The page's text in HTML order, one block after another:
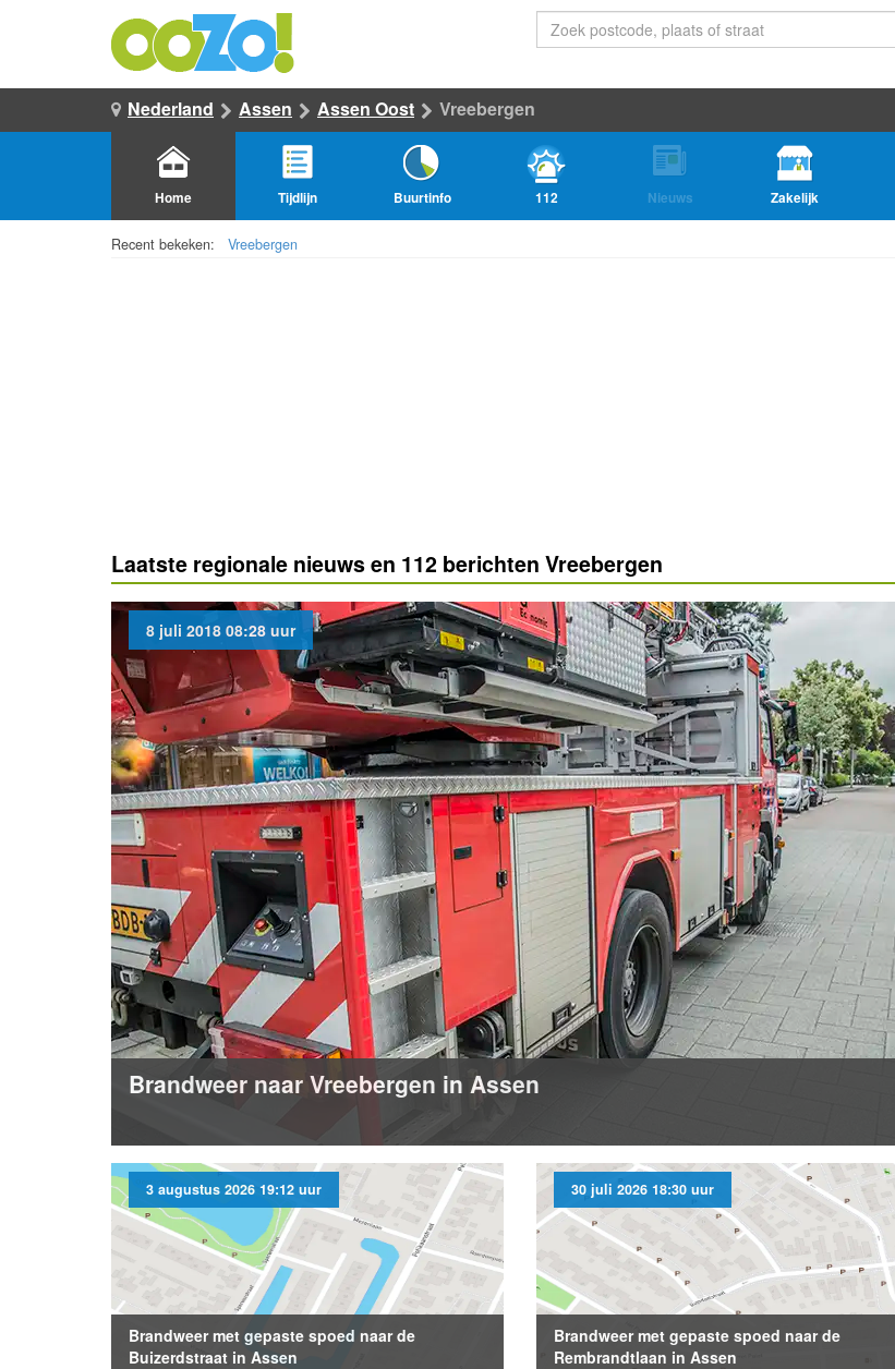
Nederland Assen Assen Oost Vreebergen
Home Tijdlijn Buurtinfo 112 Nieuws Zakelijk
Recent bekeken: Vreebergen
Laatste regionale nieuws en 112 berichten Vreebergen
8 juli 2018 08:28 uur
Brandweer naar Vreebergen in Assen
3 augustus 2026 19:12 uur
Brandweer met gepaste spoed naar de
Buizerdstraat in Assen
30 juli 2026 18:30 uur
Brandweer met gepaste spoed naar de
Rembrandtlaan in Assen